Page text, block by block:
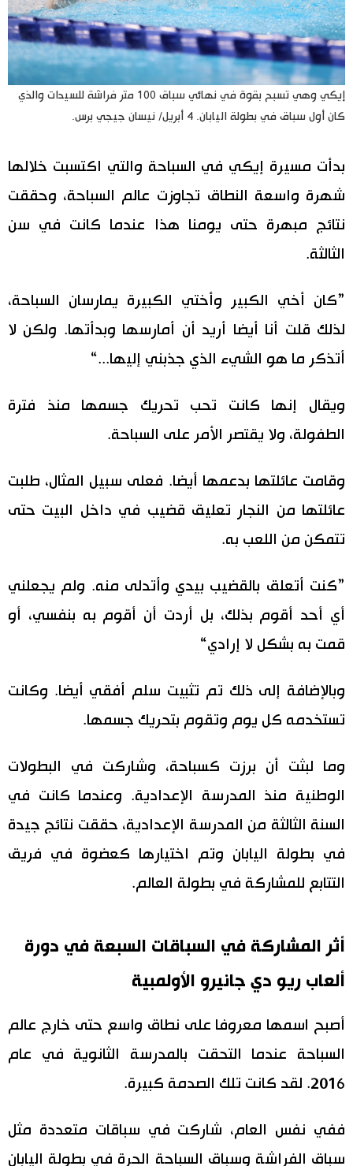
إيكي وهي تسبح بقوة في نهائي سباق 100 متر فراشة للسيدات والذي
كان أول سباق في بطولة اليابان. 4 أبريل/ نيسان جيجي برس.
بدأت مسيرة إيكي في السباحة والتي اكتسبت خلالها
شهرة واسعة النطاق تجاوزت عالم السباحة، وحققت
نتائج مبهرة حتى يومنا هذا عندما كانت في سن
الثالثة.
”كان أخي الكبير وأختي الكبيرة يمارسان السباحة،
لذلك قلت أنا أيضا أريد أن أمارسها وبدأتها. ولكن لا
أتذكر ما هو الشيء الذي جذبني إليها...“
ويقال إنها كانت تحب تحريك جسمها منذ فترة
الطفولة، ولا يقتصر الأمر على السباحة.
وقامت عائلتها بدعمها أيضا. فعلى سبيل المثال، طلبت
عائلتها من النجار تعليق قضيب في داخل البيت حتى
تتمكن من اللعب به.
”كنت أتعلق بالقضيب بيدي وأتدلى منه. ولم يجعلني
أي أحد أقوم بذلك، بل أردت أن أقوم به بنفسي، أو
قمت به بشكل لا إرادي“
وبالإضافة إلى ذلك تم تثبيت سلم أفقي أيضا. وكانت
تستخدمه كل يوم وتقوم بتحريك جسمها.
وما لبثت أن برزت كسباحة، وشاركت في البطولات
الوطنية منذ المدرسة الإعدادية. وعندما كانت في
السنة الثالثة من المدرسة الإعدادية، حققت نتائج جيدة
في بطولة اليابان وتم اختيارها كعضوة في فريق
التتابع للمشاركة في بطولة العالم.
أثر المشاركة في السباقات السبعة في دورة
ألعاب ريو دي جانيرو الأولمبية
أصبح اسمها معروفا على نطاق واسع حتى خارج عالم
السباحة عندما التحقت بالمدرسة الثانوية في عام
2016. لقد كانت تلك الصدمة كبيرة.
ففي نفس العام، شاركت في سباقات متعددة مثل
سباق الفراشة وسباق السباحة الحرة في بطولة اليابان